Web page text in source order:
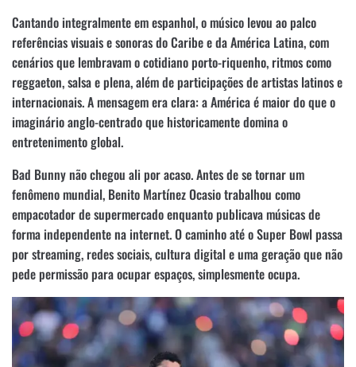
Cantando integralmente em espanhol, o músico levou ao palco
referências visuais e sonoras do Caribe e da América Latina, com
cenários que lembravam o cotidiano porto-riquenho, ritmos como
reggaeton, salsa e plena, além de participações de artistas latinos e
internacionais. A mensagem era clara: a América é maior do que o
imaginário anglo-centrado que historicamente domina o
entretenimento global.
Bad Bunny não chegou ali por acaso. Antes de se tornar um
fenômeno mundial, Benito Martínez Ocasio trabalhou como
empacotador de supermercado enquanto publicava músicas de
forma independente na internet. O caminho até o Super Bowl passa
por streaming, redes sociais, cultura digital e uma geração que não
pede permissão para ocupar espaços, simplesmente ocupa.